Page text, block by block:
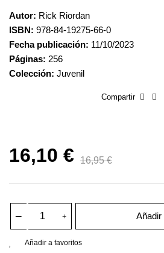
Autor: Rick Riordan
ISBN: 978-84-19275-66-0
Fecha publicación: 11/10/2023
Páginas: 256
Colección: Juvenil
Compartir
16,10 € 16,95 €
Añadir
Añadir a favoritos